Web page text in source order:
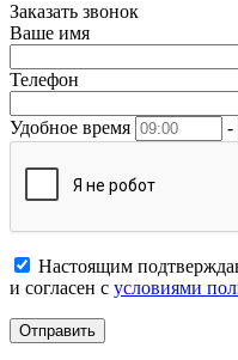
Заказать звонок
Ваше имя
Телефон
Удобное время -
Настоящим
и согласен с условиями
Отправить